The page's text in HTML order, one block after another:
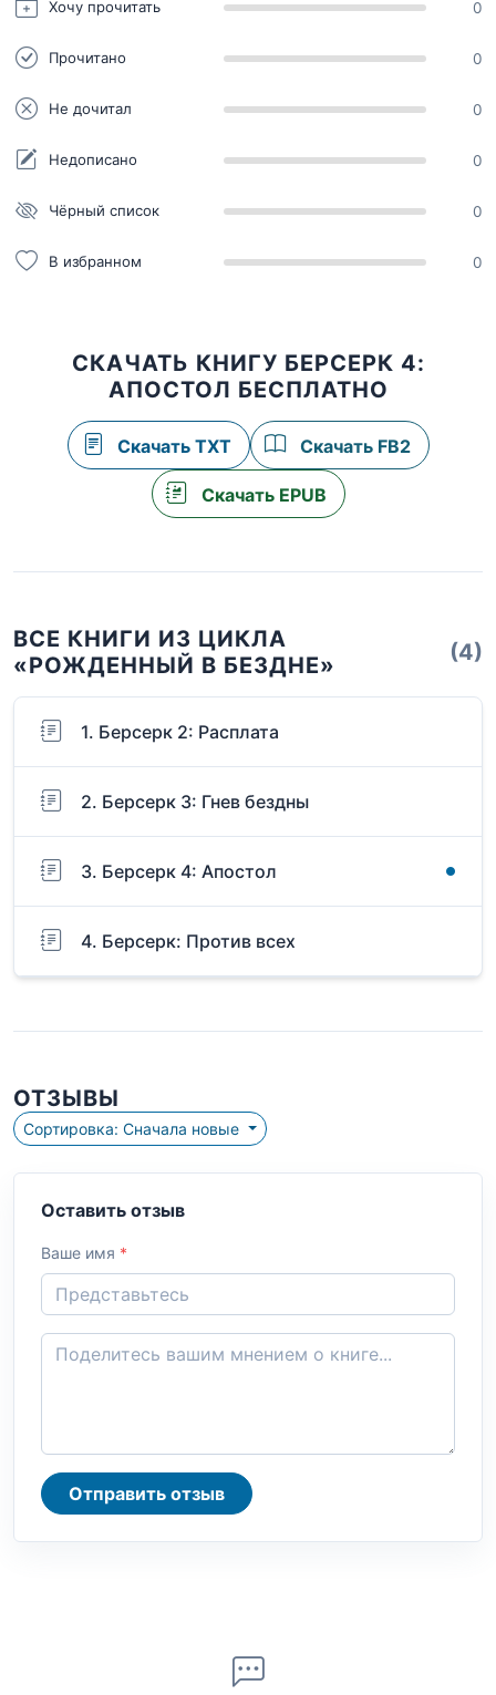
Хочу прочитать 0
Прочитано 0
Не дочитал 0
Недописано 0
Чёрный список 0
В избранном 0
СКАЧАТЬ КНИГУ БЕРСЕРК 4:
АПОСТОЛ БЕСПЛАТНО
Скачать TXT Скачать FB2
Скачать EPUB
ВСЕ КНИГИ ИЗ ЦИКЛА
«РОЖДЕННЫЙ В БЕЗДНЕ»
(4)
1. Берсерк 2: Расплата
2. Берсерк 3: Гнев бездны
3. Берсерк 4: Апостол
4. Берсерк: Против всех
ОТЗЫВЫ
Сортировка: Сначала новые
Оставить отзыв
Ваше имя *
Отправить отзыв